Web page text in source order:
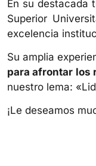
En su destacada
Superior
excelencia
Su amplia
para afrontar los
nuestro lema:
¡Le deseamos